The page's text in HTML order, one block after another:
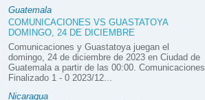
Guatemala
COMUNICACIONES VS GUASTATOYA
DOMINGO, 24 DE DICIEMBRE
Comunicaciones y Guastatoya juegan el
domingo, 24 de diciembre de 2023 en Ciudad de
Guatemala a partir de las 00:00. Comunicaciones
Finalizado 1 - 0 2023/12...
Nicaragua